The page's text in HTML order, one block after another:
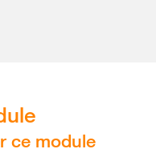
ce module